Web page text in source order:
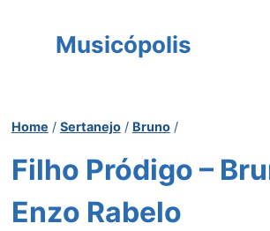
Musicópolis
Home / Sertanejo / Bruno /
Filho Pródigo –
Enzo Rabelo